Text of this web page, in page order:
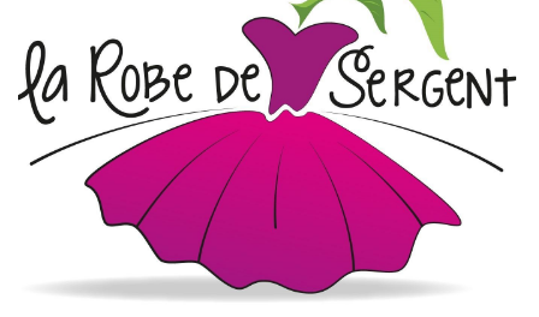
Rafraîchir le captcha
En cochant cette case, vous consentez à recevoir nos propositions commerciales à
l'adresse email indiqué ci-dessus. Vous pouvez vous désinscrire à tout moment en
utilisant
le formulaire de désinscription .
Inscription